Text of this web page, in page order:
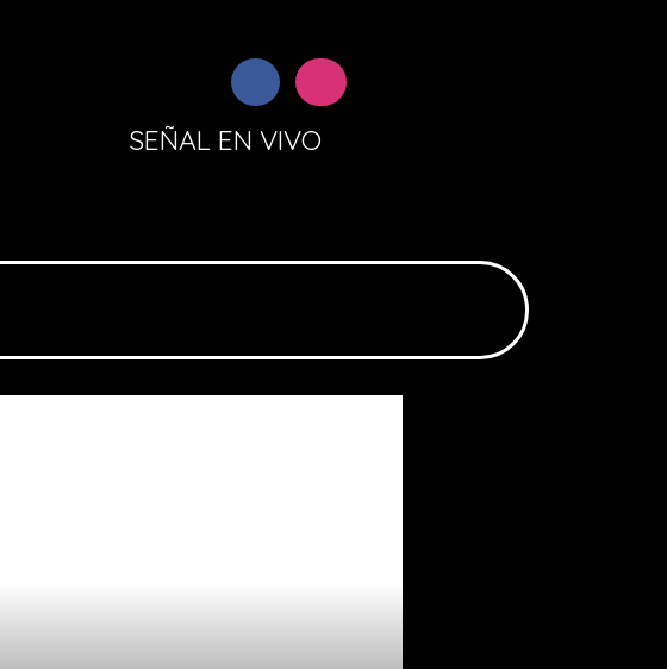
SEÑAL EN VIVO